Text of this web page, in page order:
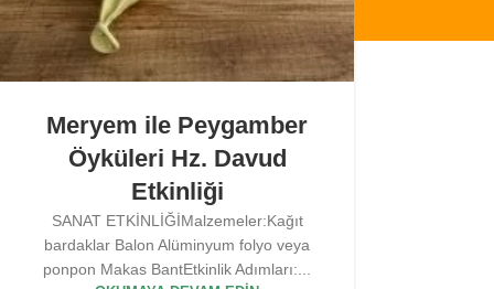
Meryem ile Peygamber
Öyküleri Hz. Davud
Etkinliği
SANAT ETKİNLİĞİMalzemeler:Kağıt
bardaklar Balon Alüminyum folyo veya
ponpon Makas BantEtkinlik Adımları:...